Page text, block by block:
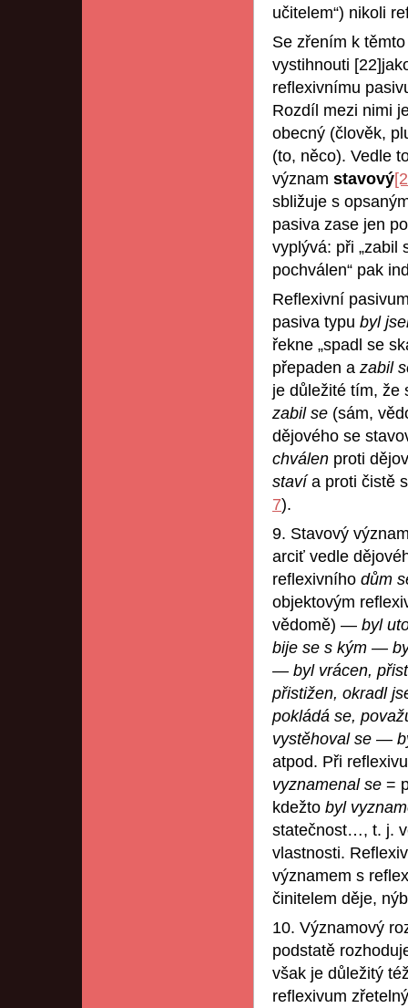
učitelem“) nikoli
Se zřením k
vystihnouti
reflexivnímu
Rozdíl mezi nimi
obecný (člověk,
(to, něco). Vedle
význam stavový
sbližuje s
pasiva zase jen
vyplývá: při „zabil
pochválen“ pak
Reflexivní
pasiva typu byl
řekne „spadl se
přepaden a zabil
je důležité tím, že
zabil se (sám,
dějového se
chválen proti
stavía proti čistě
7).
9. Stavový
arciť vedle
reflexivního dům
objektovým
vědomě) — byl
bije se s kým —
— byl vrácen,
přistižen, okradl
pokládá se,
vystěhoval se —
atpod. Při
vyznamenal se =
kdežto byl
statečnost…, t. j.
vlastnosti.
významem s
činitelem děje,
10. Významový
podstatě
však je důležitý
reflexivum